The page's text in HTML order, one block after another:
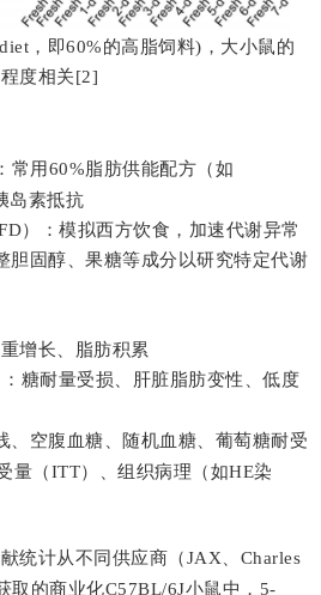
，即60%的高脂饲料)，大小鼠的
度相关[2]
常用60%脂肪供能配方（如
岛素抵抗
）：模拟西方饮食，加速代谢异常
胆固醇、果糖等成分以研究特定代谢
增长、脂肪积累
：糖耐量受损、肝脏脂肪变性、低度
、空腹血糖、随机血糖、葡萄糖耐受
量（ITT）、组织病理（如HE染
统计从不同供应商（JAX、Charles
取的商业化C57BL/6J小鼠中，5-